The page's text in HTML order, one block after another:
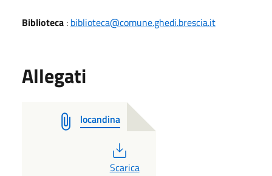
Biblioteca : biblioteca@comune.ghedi.brescia.it
Allegati
locandina
PDF
Scarica